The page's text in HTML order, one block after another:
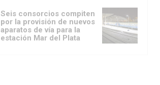
Seis consorcios compiten
por la provisión de nuevos
aparatos de vía para la
estación Mar del Plata